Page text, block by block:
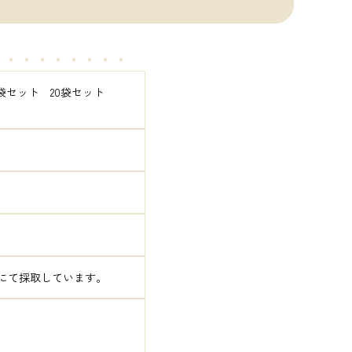
・・・・・・・
セット　20袋セット
採取しています。